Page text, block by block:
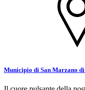
Municipio di San Marzano di